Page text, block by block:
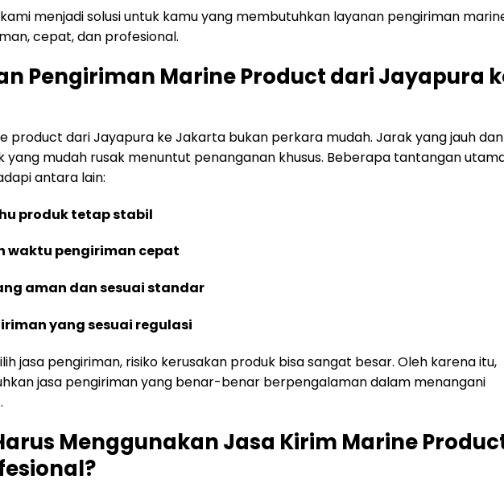
menjadi solusi untuk kamu yang membutuhkan layanan pengiriman
cepat, dan profesional.
Pengiriman Marine Product dari Jayapura
product dari Jayapura ke Jakarta bukan perkara mudah. Jarak yang jauh dan
yang mudah rusak menuntut penanganan khusus. Beberapa tantangan
antara lain:
produk tetap stabil
waktu pengiriman cepat
aman dan sesuai standar
yang sesuai regulasi
jasa pengiriman, risiko kerusakan produk bisa sangat besar. Oleh karena itu,
jasa pengiriman yang benar-benar berpengalaman dalam menangani
Menggunakan Jasa Kirim Marine